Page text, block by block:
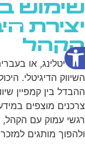
פתח סרגל נגישות
שימוש
יצירת
הקהל
סטוריטלינג, או
השיווק הדיגיטלי.
ההבדל בין קמפיין
צרכנים מוצפים
רגשי עמוק עם
ולהפוך מותגים